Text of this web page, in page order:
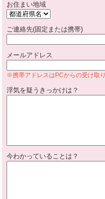
お住まい地域
ご連絡先(固定または携帯)
メールアドレス
※携帯アドレスはPCからの受け取
浮気を疑うきっかけは？
今わかっていることは？